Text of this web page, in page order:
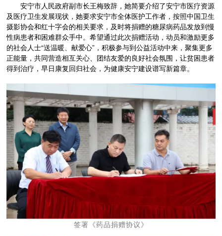
安宁市人民政府副市长王梅致辞，她简要介绍了安宁市医疗资源
及医疗卫生发展现状，她要求安宁市全体医护工作者，按照中国卫生
摄影协会和红十字会的相关要求，及时将捐赠的糖尿病药品发放到慢
性病患者和困难群众手中。希望通过此次捐赠活动，动员和激励更多
的社会人士“送温暖、献爱心”，积极参与到公益活动中来，聚集更多
正能量，共同营造相互关心、团结友爱的良好社会氛围，让贫困患者
得到治疗，早日康复回归社会，为健康安宁建设谱写新篇章。
签署《药品捐赠协议》